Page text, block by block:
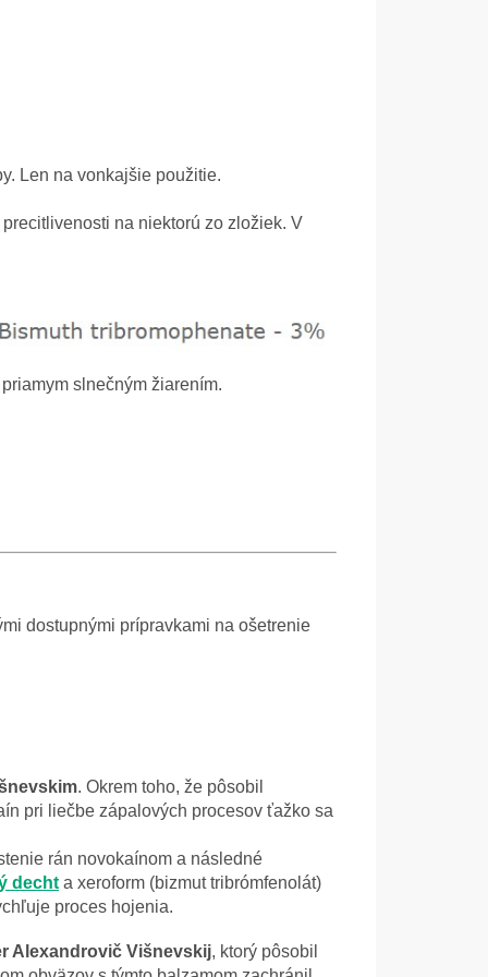
Len na vonkajšie použitie.
na niektorú zo zložiek. V
slnečným žiarením.
dostupnými prípravkami na ošetrenie
. Okrem toho, že pôsobil
pri liečbe zápalových procesov ťažko sa
rán novokaínom a následné
decht a xeroform (bizmut tribrómfenolát)
proces hojenia.
Alexandrovič Višnevskij, ktorý pôsobil